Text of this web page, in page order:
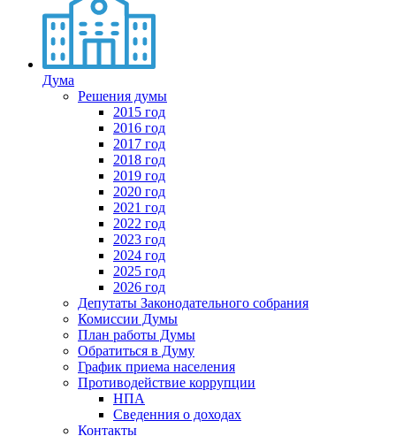
Дума
Решения думы
2015 год
2016 год
2017 год
2018 год
2019 год
2020 год
2021 год
2022 год
2023 год
2024 год
2025 год
2026 год
Депутаты Законодательного собрания
Комиссии Думы
План работы Думы
Обратиться в Думу
График приема населения
Противодействие коррупции
НПА
Сведенния о доходах
Контакты